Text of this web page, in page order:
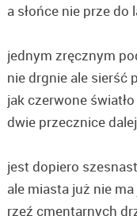
a słońce nie prze do
jednym zręcznym
nie drgnie ale sierść
jak czerwone
dwie przecznice
jest dopiero
ale miasta już nie
rzeź cmentarnych